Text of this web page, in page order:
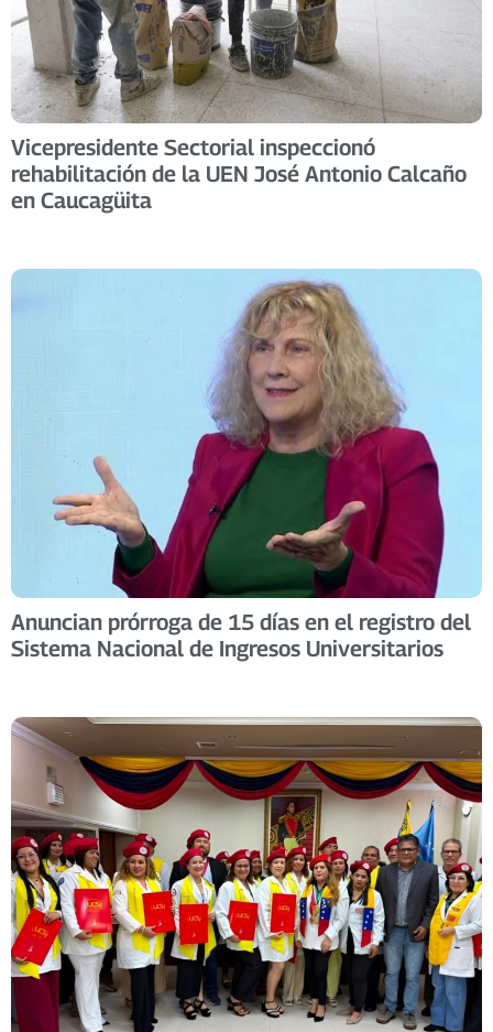
Vicepresidente Sectorial inspeccionó
rehabilitación de la UEN José Antonio Calcaño
en Caucagüita
Anuncian prórroga de 15 días en el registro del
Sistema Nacional de Ingresos Universitarios